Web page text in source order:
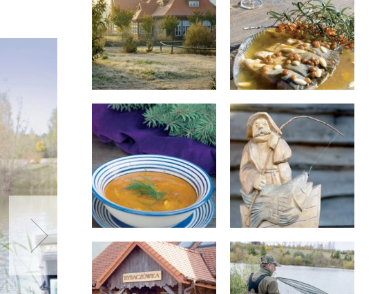
RĘKODZIEŁO RZEMIOSŁO
PRZYSTAWKI ZUPY
PRZETWORY INNE